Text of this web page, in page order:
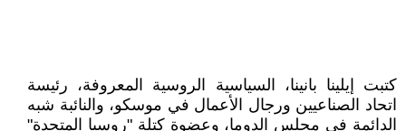
كتبت إيلينا بانينا، السياسية الروسية المعروفة، رئيسة
اتحاد الصناعيين ورجال الأعمال في موسكو، والنائبة شبه
الدائمة في مجلس الدوما، وعضوة كتلة "روسيا المتحدة"